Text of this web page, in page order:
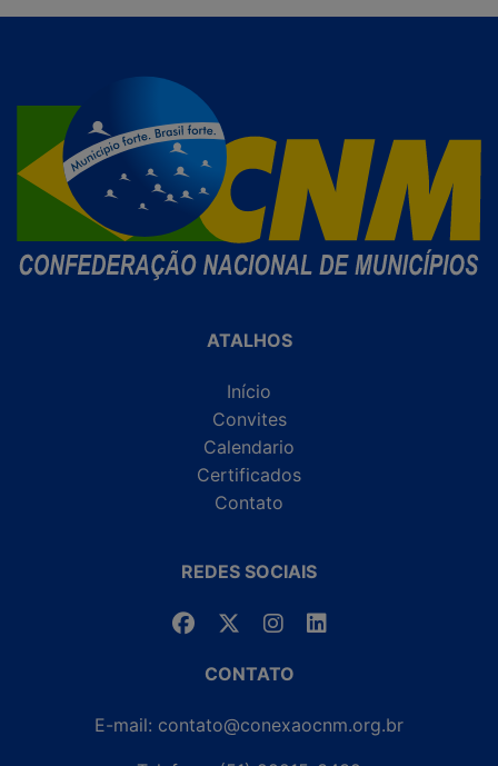
ATALHOS
Início
Convites
Calendario
Certificados
Contato
REDES SOCIAIS
CONTATO
E-mail: contato@conexaocnm.org.br